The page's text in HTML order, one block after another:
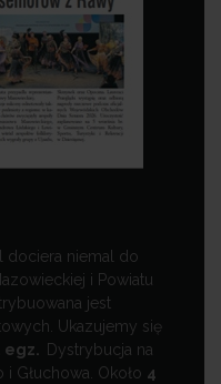
dociera niemal do
i Powiatu
jest
Ukazujemy się
egz. Dystrybucja na
Głuchowa. Około 4